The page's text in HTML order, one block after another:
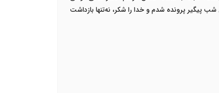
پیگیر پرونده شدم و خدا را شکر، نه‌تنها بازداشت